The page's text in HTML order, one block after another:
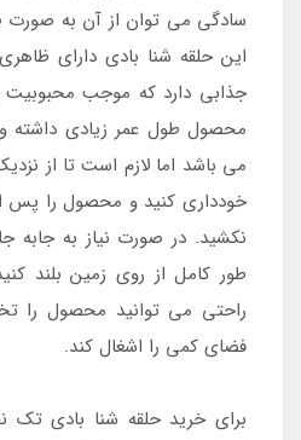
سادگی می توان از آن به صورت
این حلقه شنا بادی دارای
جذابی دارد که موجب
محصول طول عمر زیادی داشته و
می باشد اما لازم است تا از
خودداری کنید و محصول را پس
نکشید. در صورت نیاز به جابه
طور کامل از روی زمین بلند
راحتی می توانید محصول را
فضای کمی را اشغال کند.